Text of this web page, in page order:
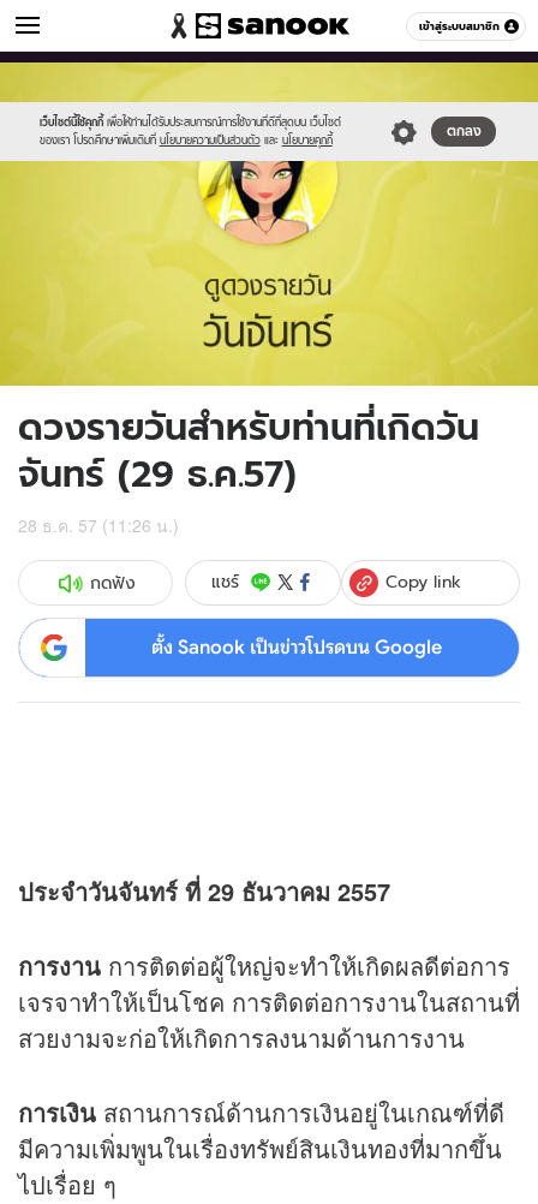
เข้าสู่ระบบสมาชิก
ดูดวง หมวดอื่นๆ
เว็บไซต์นี้ใช้คุกกี้ เพื่อให้ท่านได้รับประสบการณ์การใช้งานที่ดีที่สุดบน เว็บไซต์
ของเรา โปรดศึกษาเพิ่มเติมที่ นโยบายความเป็นส่วนตัว และ นโยบายคุกกี้
ตกลง
//s.isanook.com/sr/0/images/logo-
new-
sanook.png
//s.isanook.com/ho/0/ud/15/75765/2_mon.jpg
ดวงรายวันสำหรับท่านที่เกิดวัน
จันทร์ (29 ธ.ค.57)
28 ธ.ค. 57 (11:26 น.)
กดฟัง แชร์ Copy link
ตั้ง Sanook เป็นข่าวโปรดบน Google
ประจำวันจันทร์ ที่ 29 ธันวาคม 2557
การงาน การติดต่อผู้ใหญ่จะทำให้เกิดผลดีต่อการ
เจรจาทำให้เป็นโชค การติดต่อการงานในสถานที่
สวยงามจะก่อให้เกิดการลงนามด้านการงาน
การเงิน สถานการณ์ด้านการเงินอยู่ในเกณฑ์ที่ดี
มีความเพิ่มพูนในเรื่องทรัพย์สินเงินทองที่มากขึ้น
ไปเรื่อย ๆ